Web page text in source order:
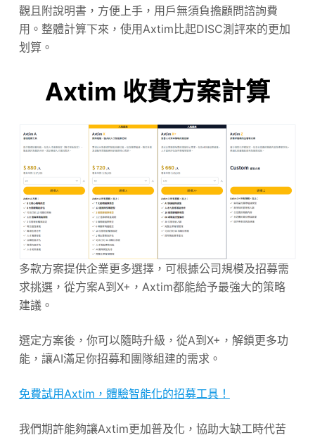
觀且附說明書，方便上手，用戶無須負擔顧問諮詢費
用。整體計算下來，使用Axtim比起DISC測評來的更加
划算。
Axtim 收費方案計算
多款方案提供企業更多選擇，可根據公司規模及招募需
求挑選，從方案A到X+，Axtim都能給予最強大的策略
建議。
選定方案後，你可以隨時升級，從A到X+，解鎖更多功
能，讓AI滿足你招募和團隊組建的需求。
免費試用Axtim，體驗智能化的招募工具！
我們期許能夠讓Axtim更加普及化，協助大缺工時代苦